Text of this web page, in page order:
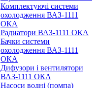
Комплектуючі системи
охолодження ВАЗ-1111
ОКА
Радиатори ВАЗ-1111 ОКА
Бачки системи
охолодження ВАЗ-1111
ОКА
Дифузори і вентилятори
ВАЗ-1111 ОКА
Насоси водні (помпа)